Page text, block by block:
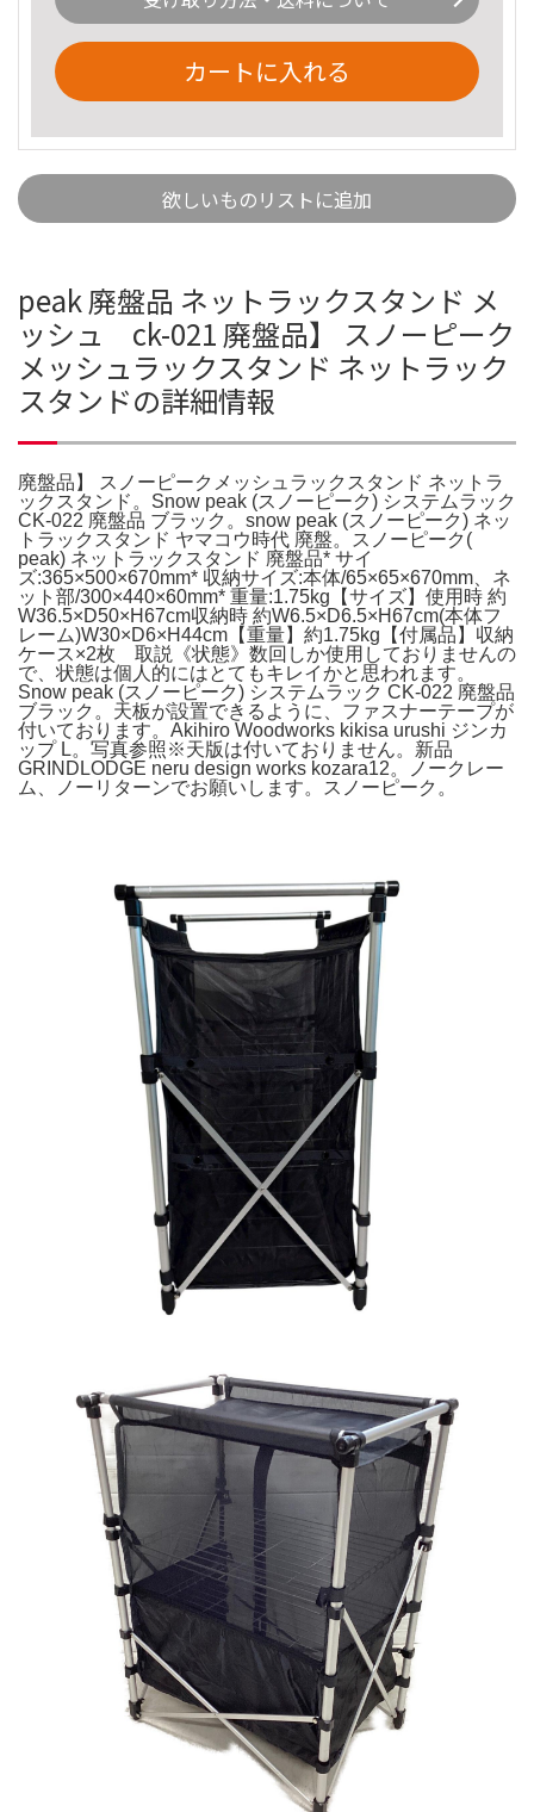
カートに入れる
欲しいものリストに追加
peak 廃盤品 ネットラックスタンド メ
ッシュ ck-021 廃盤品】 スノーピーク
メッシュラックスタンド ネットラック
スタンドの詳細情報
廃盤品】 スノーピークメッシュラックスタンド ネットラ
ックスタンド。Snow peak (スノーピーク) システムラック
CK-022 廃盤品 ブラック。snow peak (スノーピーク) ネッ
トラックスタンド ヤマコウ時代 廃盤。スノーピーク(
peak) ネットラックスタンド 廃盤品* サイ
ズ:365×500×670mm* 収納サイズ:本体/65×65×670mm、ネ
ット部/300×440×60mm* 重量:1.75kg【サイズ】使用時 約
W36.5×D50×H67cm収納時 約W6.5×D6.5×H67cm(本体フ
レーム)W30×D6×H44cm【重量】約1.75kg【付属品】収納
ケース×2枚 取説《状態》数回しか使用しておりませんの
で、状態は個人的にはとてもキレイかと思われます。
Snow peak (スノーピーク) システムラック CK-022 廃盤品
ブラック。天板が設置できるように、ファスナーテープが
付いております。Akihiro Woodworks kikisa urushi ジンカ
ップ L。写真参照※天版は付いておりません。新品
GRINDLODGE neru design works kozara12。ノークレー
ム、ノーリターンでお願いします。スノーピーク。